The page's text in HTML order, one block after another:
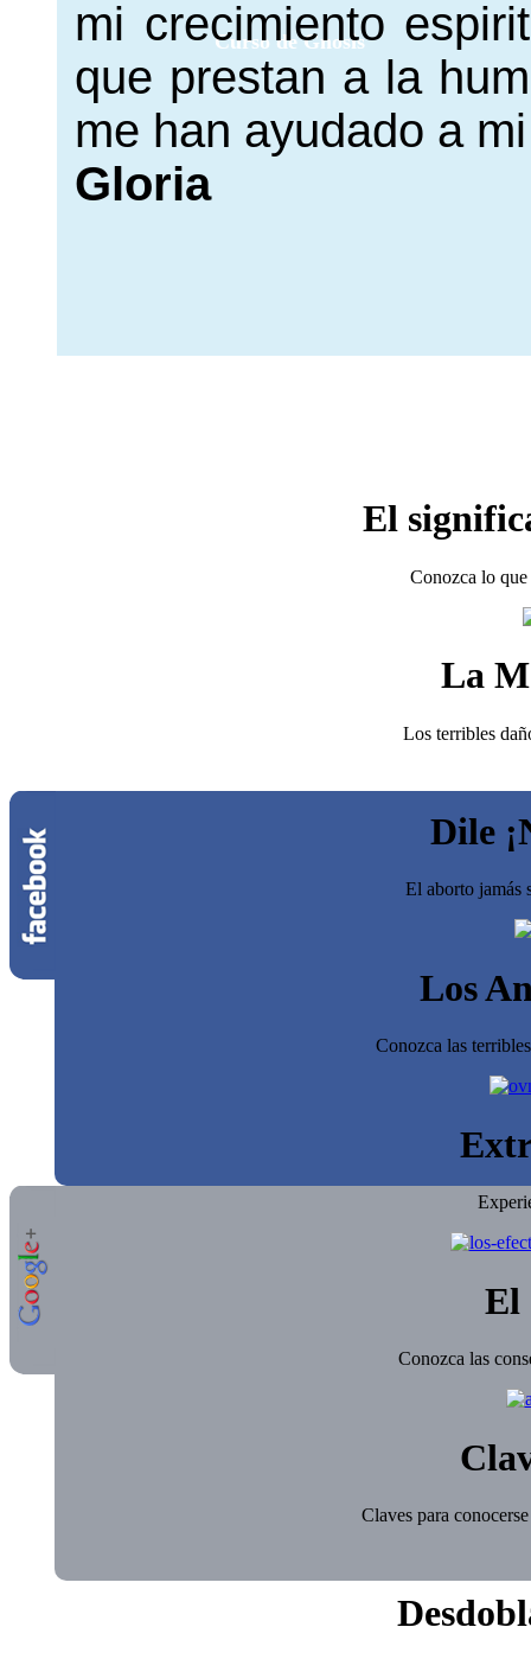
Curso de Gnosis
mi crecimiento
que prestan a la
me han ayudado a
Gloria
El
Conozca lo
La
Los terribles
Dile
El aborto jamás
Los
Conozca las
El
Conozca las
Claves para